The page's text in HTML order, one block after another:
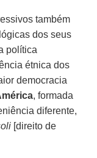
também
dos seus
política
étnica dos
democracia
, formada
diferente,
[direito de